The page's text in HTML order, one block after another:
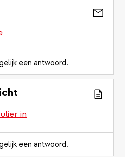
een antwoord.
in
een antwoord.